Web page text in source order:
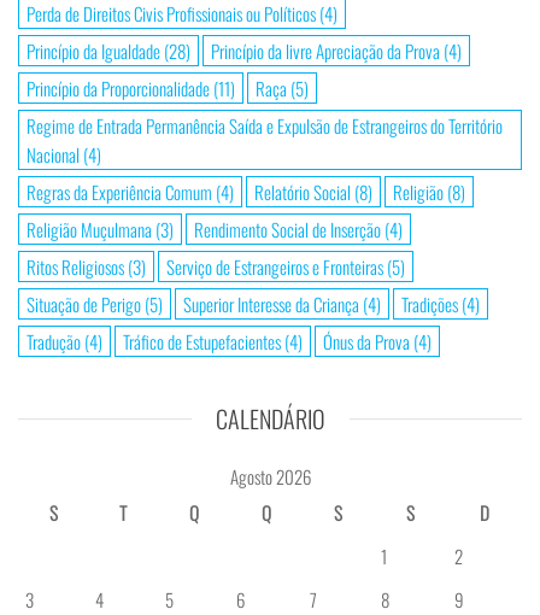
Perda de Direitos Civis Profissionais ou Políticos(4)
Princípio da Igualdade(28) Princípio da livre Apreciação da Prova (4)
Princípio da Proporcionalidade(11) Raça (5)
Regime de Entrada Permanência Saída e Expulsão de Estrangeiros do Território
Nacional (4)
Regras da Experiência Comum (4) Relatório Social (8) Religião(8)
Religião Muçulmana (3) Rendimento Social de Inserção(4)
Ritos Religiosos(3) Serviço de Estrangeiros e Fronteiras(5)
Situação de Perigo(5) Superior Interesse da Criança (4) Tradições(4)
Tradução(4) Tráfico de Estupefacientes(4) Ónus da Prova (4)
CALENDÁRIO
Agosto 2026
S
T Q Q S S
D
1
2
3
4 5 6 7 8
9